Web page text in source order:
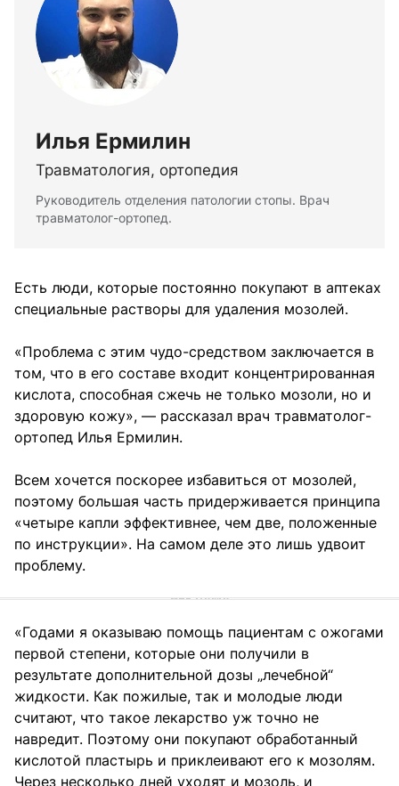
Илья Ермилин
Травматология, ортопедия
Руководитель отделения патологии стопы. Врач
травматолог-ортопед.
Есть люди, которые постоянно покупают в аптеках
специальные растворы для удаления мозолей.
«Проблема с этим чудо-средством заключается в
том, что в его составе входит концентрированная
кислота, способная сжечь не только мозоли, но и
здоровую кожу», — рассказал врач травматолог-
ортопед Илья Ермилин.
Всем хочется поскорее избавиться от мозолей,
поэтому большая часть придерживается принципа
«четыре капли эффективнее, чем две, положенные
по инструкции». На самом деле это лишь удвоит
проблему.
«Годами я оказываю помощь пациентам с ожогами
первой степени, которые они получили в
результате дополнительной дозы „лечебной“
жидкости. Как пожилые, так и молодые люди
считают, что такое лекарство уж точно не
навредит. Поэтому они покупают обработанный
кислотой пластырь и приклеивают его к мозолям.
Через несколько дней уходят и мозоль, и